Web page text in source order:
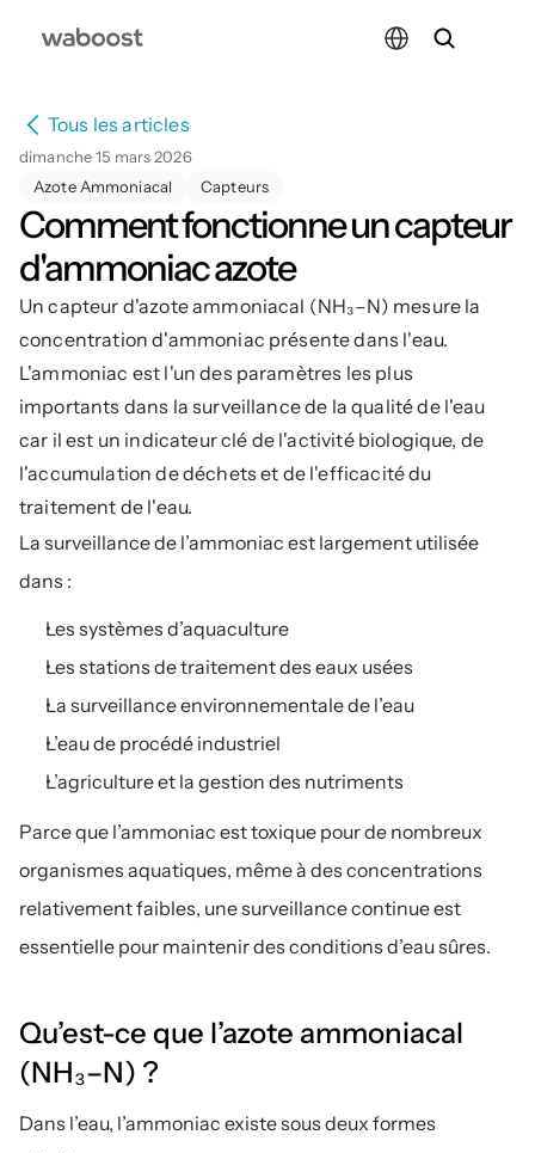
Tous les articles
dimanche 15 mars 2026
Azote Ammoniacal
Capteurs
Comment fonctionne un capteur
d'ammoniac azote
Un capteur d'azote ammoniacal (NH₃–N) mesure la
concentration d'ammoniac présente dans l'eau.
L'ammoniac est l'un des paramètres les plus
importants dans la surveillance de la qualité de l'eau
car il est un indicateur clé de l'activité biologique, de
l'accumulation de déchets et de l'efficacité du
traitement de l'eau.
La surveillance de l’ammoniac est largement utilisée
dans :
Les systèmes d’aquaculture
Les stations de traitement des eaux usées
La surveillance environnementale de l’eau
L’eau de procédé industriel
L’agriculture et la gestion des nutriments
Parce que l’ammoniac est toxique pour de nombreux
organismes aquatiques, même à des concentrations
relativement faibles, une surveillance continue est
essentielle pour maintenir des conditions d’eau sûres.
Qu’est-ce que l’azote ammoniacal
(NH₃–N) ?
Dans l’eau, l’ammoniac existe sous deux formes